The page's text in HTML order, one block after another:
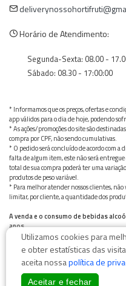
Horário de Atendimento:
Segunda-Sexta: 08.00 -
Sábado: 08.30 - 17:00:00
* Informamos que os preços, ofertas e
app válidos para o dia de hoje, podendo
* As ações/promoções do site são
compra por CPF, não sendo cumulativas.
* O pedido será concluído de acordo com a
falta de algum item, este não será
total de sua compra poderá ter uma
produtos de peso variável.
* Para melhor atender nossos clientes,
limitar, por cliente, a quantidade dos
A venda e o consumo de bebidas
anos.
Bebida alcoólica pode causar dependência
Beba com moderação
Utilizamos cookies para
e obter estatísticas das
aceita nossapolítica de
Aceitar e fechar